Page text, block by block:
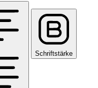
Schriftstärke